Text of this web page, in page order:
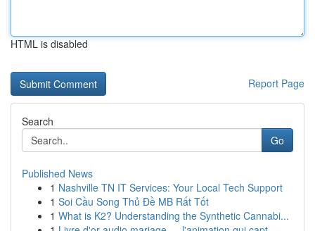
HTML is disabled
Report Page
Search
Go
Published News
1 Nashville TN IT Services: Your Local Tech Support
1 Soi Cầu Song Thủ Đề MB Rất Tốt
1 What is K2? Understanding the Synthetic Cannabi...